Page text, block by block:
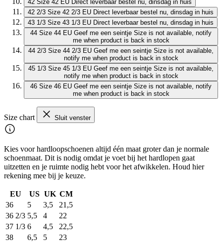
42 Size 42 EU Direct leverbaar bestel nu, dinsdag in huis
42 2/3 Size 42 2/3 EU Direct leverbaar bestel nu, dinsdag in huis
43 1/3 Size 43 1/3 EU Direct leverbaar bestel nu, dinsdag in huis
44 Size 44 EU Geef me een seintje Size is not available, notify
me when product is back in stock
44 2/3 Size 44 2/3 EU Geef me een seintje Size is not available,
notify me when product is back in stock
45 1/3 Size 45 1/3 EU Geef me een seintje Size is not available,
notify me when product is back in stock
46 Size 46 EU Geef me een seintje Size is not available, notify
me when product is back in stock
Size chart Sluit venster
Kies voor hardloopschoenen altijd één maat groter dan je normale
schoenmaat. Dit is nodig omdat je voet bij het hardlopen gaat
uitzetten en je ruimte nodig hebt voor het afwikkelen. Houd hier
rekening mee bij je keuze.
EU US UK CM
36
5 3,5
21,5
36 2/3 5,5 4
22
37 1/3 6 4,5
22,5
38
6,5 5
23